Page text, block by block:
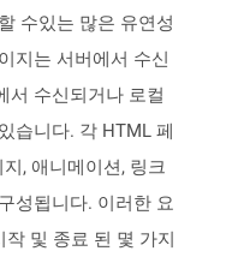
수있는 많은 유연성
지는 서버에서 수신
서 수신되거나 로컬
습니다. 각 HTML 페
, 애니메이션, 링크
성됩니다. 이러한 요
및 종료 된 몇 가지